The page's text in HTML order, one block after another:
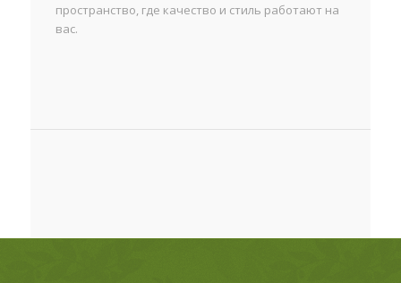
пространство, где качество и стиль работают на
вас.